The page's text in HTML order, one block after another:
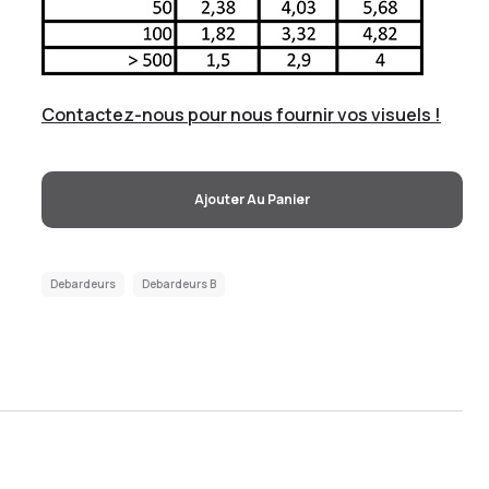
Contactez-nous pour nous fournir vos visuels !
Ajouter Au Panier
Debardeurs Debardeurs B